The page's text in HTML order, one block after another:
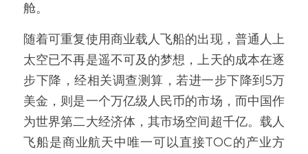
舱。
随着可重复使用商业载人飞船的出现，普通人上
太空已不再是遥不可及的梦想，上天的成本在逐
步下降，经相关调查测算，若进一步下降到5万
美金，则是一个万亿级人民币的市场，而中国作
为世界第二大经济体，其市场空间超千亿。载人
飞船是商业航天中唯一可以直接TOC的产业方